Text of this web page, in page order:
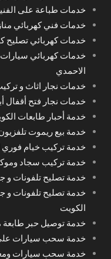
خدمات طباعة على
خدمات فني كهربائي
خدمات كهربائي تصليح
خدمات كهربائي
الاحمدي
خدمات نجار اثاث و
خدمات نجار فتح أقفال
خدمة أحبار طابعات
خدمة بيع ريموت
خدمة تركيب خيام فوري
خدمة تركيب سجاد
خدمة تصليح تلفونات و
خدمة تصليح تلفونات و
الكويت
خدمة توصيل حبر طابعة
خدمة سحب سيارات
خدمة سحب سيارات